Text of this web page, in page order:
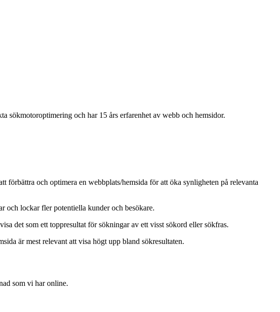
sökmotoroptimering och har 15 års erfarenhet av webb och hemsidor.
och optimera en webbplats/hemsida för att öka synligheten på relevanta
och lockar fler potentiella kunder och besökare.
det som ett toppresultat för sökningar av ett visst sökord eller sökfras.
är mest relevant att visa högt upp bland sökresultaten.
som vi har online.